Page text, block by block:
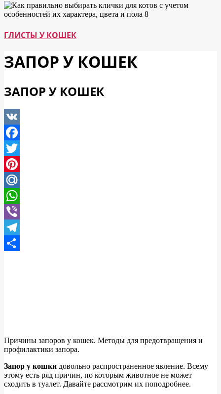
ГЛИСТЫ У КОШЕК
ЗАПОР У КОШЕК
ЗАПОР У КОШЕК
VK
Facebook
Twitter
Pinterest
Mail.Ru
WhatsApp
Viber
Telegram
Причины запоров у кошек. Методы для предотвращения и
профилактики запора.
Запор у кошки довольно распространенное явление. Всему
этому есть ряд причин, по которым животное не может
сходить в туалет. Давайте рассмотрим их поподробнее.